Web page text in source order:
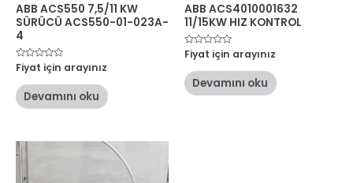
ABB ACS550 7,5/11 KW
SÜRÜCÜ ACS550-01-023A-
4
5
üzerinden
oy
aldı
Fiyat için arayınız
Devamını oku
ABB ACS4010001632
11/15KW HIZ KONTROL
5
üzerinden
oy
aldı
Fiyat için arayınız
Devamını oku